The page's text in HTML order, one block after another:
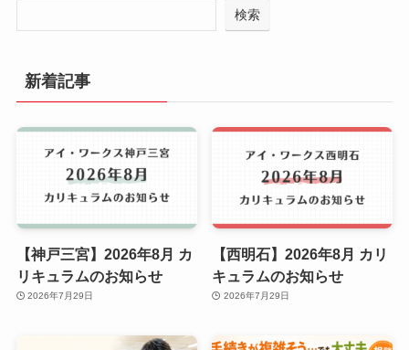
検索
新着記事
【神戸三宮】2026年8月 カ
リキュラムのお知らせ
2026年7月29日
【西明石】2026年8月 カリ
キュラムのお知らせ
2026年7月29日